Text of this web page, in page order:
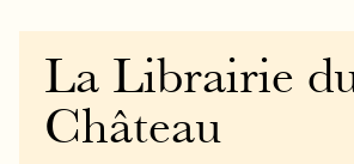
La Librairie
Château